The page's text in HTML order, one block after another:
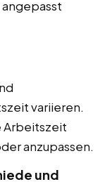
variieren.
Arbeitszeit
anzupassen.
und